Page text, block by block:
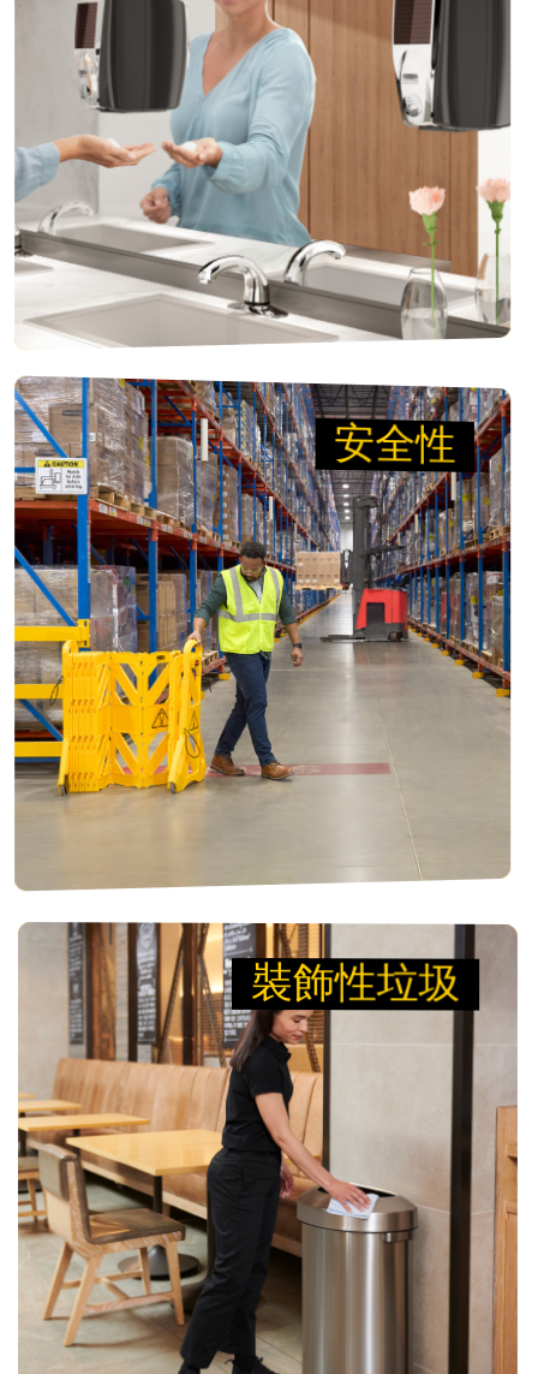
智能衛生系統，讓酒店、餐飲場所及商業設施的工
作環境始終保持潔淨。我們專為舒適與便利設計的
洗手間產品，使維護衛生、隨時迎接賓客的環境成
為自然而然的習慣。
安全性
安全性
將 您的 安全第一
我們提供種類齊全的安全產品，能警示顧客與員工
注意危險，預防滑倒、絆倒及跌倒事故。我們致力
於在事故發生前就加以預防。
裝飾性垃圾
裝飾性垃圾
設計 經得起時間的考驗
值得信賴的廢棄物處理方案，完美融入各種室內空
間。我們的產品以經久耐用的品質與經典設計打
造，能適應任何環境，同時提升設施的美學質感。
檢視產品